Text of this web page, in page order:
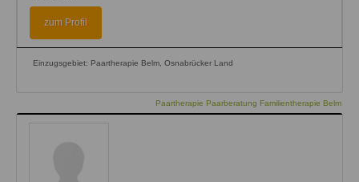
zum Profil
Einzugsgebiet: Paartherapie Belm, Osnabrücker Land
Paartherapie Paarberatung Familientherapie Belm